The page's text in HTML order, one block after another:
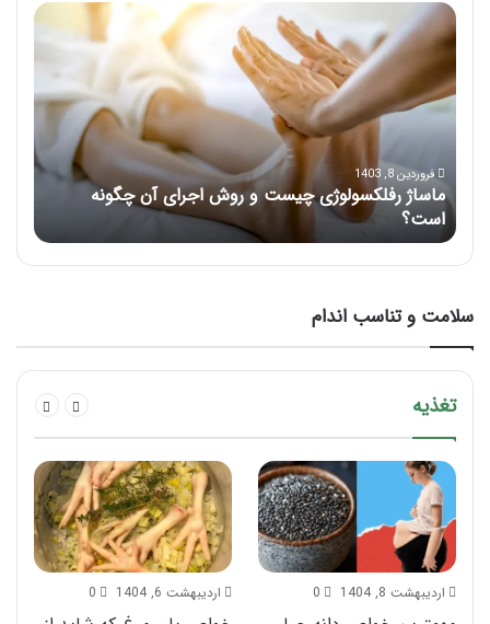
ماساژ
رفلکسولوژی
چیست
و
روش
اجرای
چگونه
است؟
فروردین 8, 1403
ماساژ رفلکسولوژی چیست و روش اجرای آن چگونه
است؟
سلامت و تناسب اندام
تغذیه
اردیبهشت 8, 1404 0 اردیبهشت 6, 1404 0